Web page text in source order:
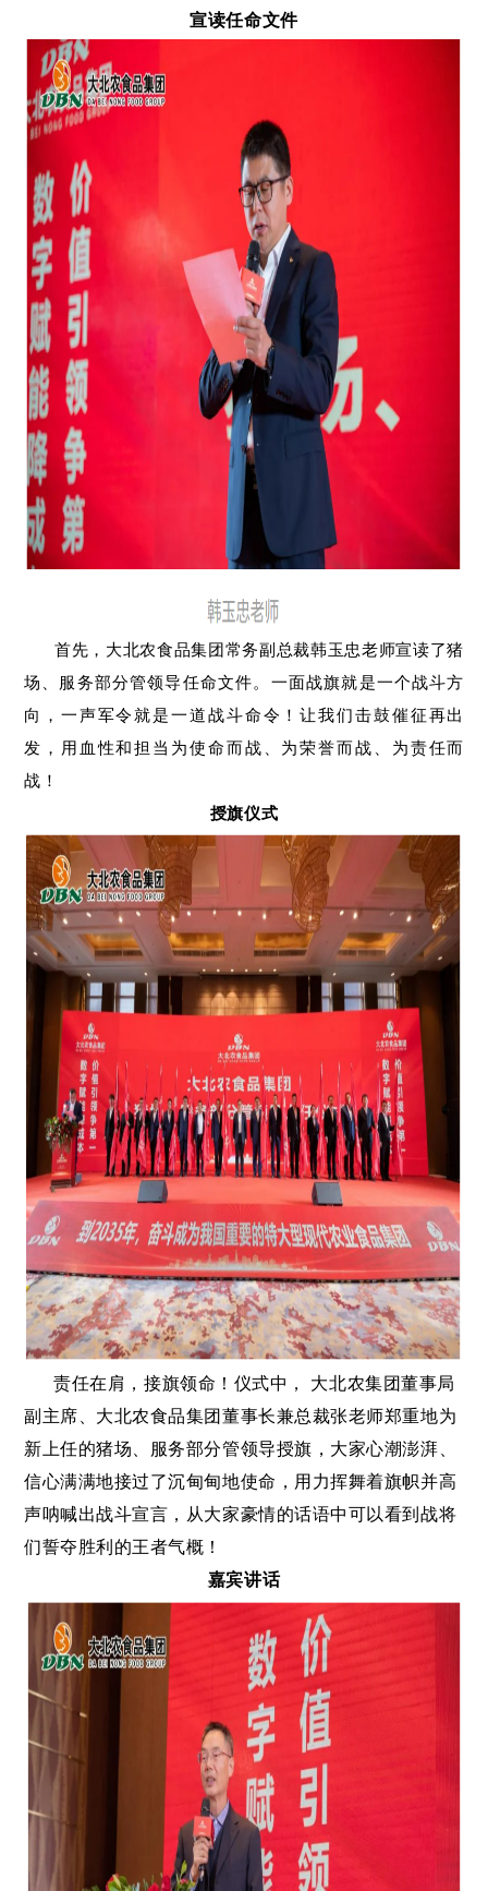
宣读任命文件
首先，大北农食品集团常务副总裁韩玉忠老师宣读了猪
场、服务部分管领导任命文件。一面战旗就是一个战斗方
向，一声军令就是一道战斗命令！让我们击鼓催征再出
发，用血性和担当为使命而战、为荣誉而战、为责任而
战！
授旗仪式
责任在肩，接旗领命！仪式中， 大北农集团董事局
副主席、大北农食品集团董事长兼总裁张老师郑重地为
新上任的猪场、服务部分管领导授旗，大家心潮澎湃、
信心满满地接过了沉甸甸地使命，用力挥舞着旗帜并高
声呐喊出战斗宣言，从大家豪情的话语中可以看到战将
们誓夺胜利的王者气概！
嘉宾讲话